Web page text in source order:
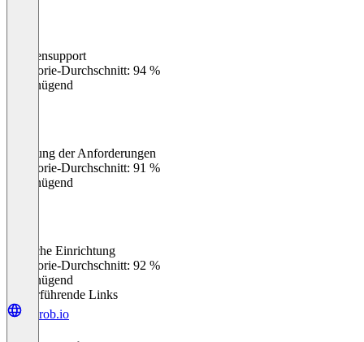
Kundensupport
Kategorie-Durchschnitt: 94 %
Ungenügend
Erfüllung der Anforderungen
Kategorie-Durchschnitt: 91 %
Ungenügend
Einfache Einrichtung
Kategorie-Durchschnitt: 92 %
Ungenügend
Weiterführende Links
redrob.io